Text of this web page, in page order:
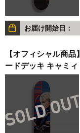
お届け開始日：
【オフィシャル商
ードデッキ キャミィ